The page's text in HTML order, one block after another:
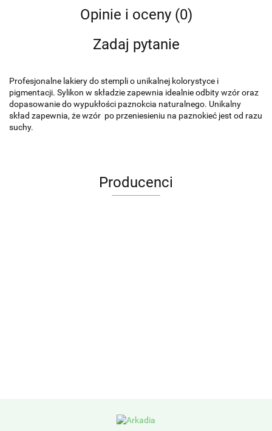
Opinie i oceny (0)
Zadaj pytanie
Profesjonalne lakiery do stempli o unikalnej kolorystyce i
pigmentacji. Sylikon w składzie zapewnia idealnie odbity wzór oraz
dopasowanie do wypukłości paznokcia naturalnego. Unikalny
skład zapewnia, że wzór po przeniesieniu na paznokieć jest od razu
suchy.
Producenci